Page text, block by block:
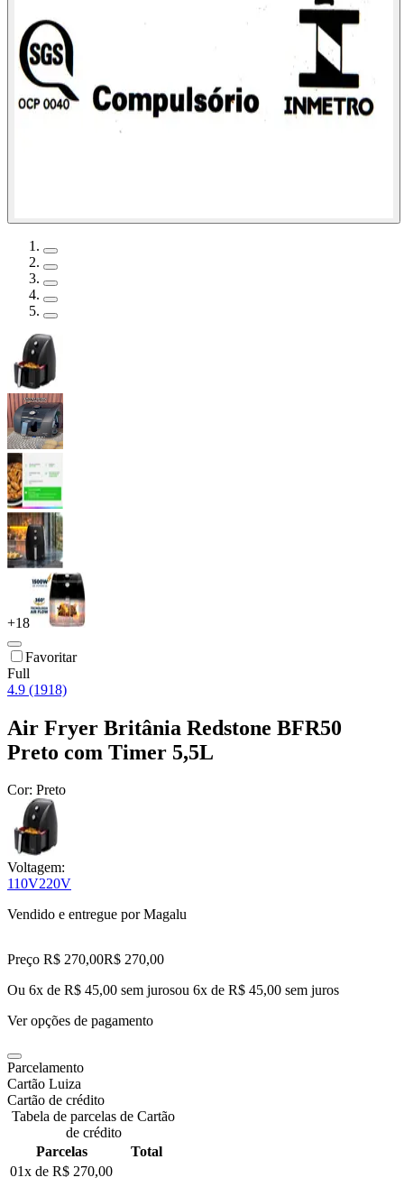
+18
Favoritar
Full
4.9 (1918)
Air Fryer Britânia Redstone BFR50
Preto com Timer 5,5L
Cor: Preto
Voltagem:
110V220V
Vendido e entregue por Magalu
Preço R$ 270,00R$ 270,00
Ou 6x de R$ 45,00 sem jurosou 6x de R$ 45,00 sem juros
Ver opções de pagamento
Parcelamento
Cartão Luiza
Cartão de crédito
Tabela de parcelas de Cartão
de crédito
Parcelas
Total
01x de R$ 270,00